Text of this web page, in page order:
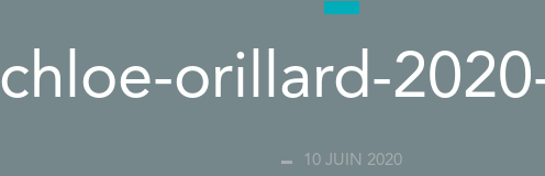
chloe-orillard-
10 JUIN 2020